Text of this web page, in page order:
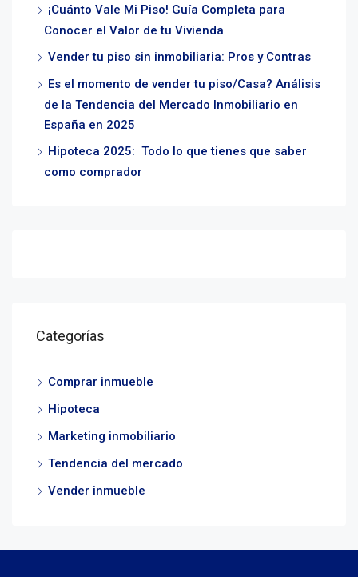
¡Cuánto Vale Mi Piso! Guía Completa para
Conocer el Valor de tu Vivienda
Vender tu piso sin inmobiliaria: Pros y Contras
Es el momento de vender tu piso/Casa? Análisis
de la Tendencia del Mercado Inmobiliario en
España en 2025
Hipoteca 2025: Todo lo que tienes que saber
como comprador
Categorías
Comprar inmueble
Hipoteca
Marketing inmobiliario
Tendencia del mercado
Vender inmueble